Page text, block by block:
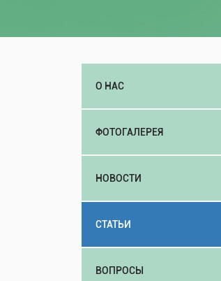
О НАС
ФОТОГАЛЕРЕЯ
НОВОСТИ
СТАТЬИ
ВОПРОСЫ